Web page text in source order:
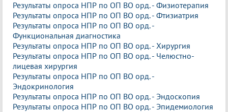
Результаты опроса НПР по ОП ВО орд. - Физиотерапия
Результаты опроса НПР по ОП ВО орд. - Фтизиатрия
Результаты опроса НПР по ОП ВО орд. -
Функциональная диагностика
Результаты опроса НПР по ОП ВО орд. - Хирургия
Результаты опроса НПР по ОП ВО орд. - Челюстно-
лицевая хирургия
Результаты опроса НПР по ОП ВО орд. -
Эндокринология
Результаты опроса НПР по ОП ВО орд. - Эндоскопия
Результаты опроса НПР по ОП ВО орд. - Эпидемиология